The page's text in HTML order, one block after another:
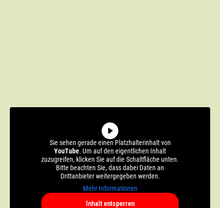
Sie sehen gerade einen Platzhalterinhalt von
YouTube. Um auf den eigentlichen Inhalt
zuzugreifen, klicken Sie auf die Schaltfläche unten.
Bitte beachten Sie, dass dabei Daten an
Drittanbieter weitergegeben werden.
Mehr Informationen
Inhalt entsperren